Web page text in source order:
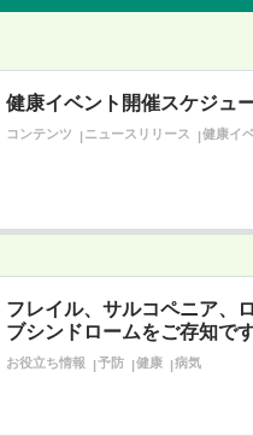
健康イベント開催スケジュ
コンテンツ ニュースリリース 健康イ
フレイル、サルコペニア、
ブシンドロームをご存知で
お役立ち情報 予防 健康 病気